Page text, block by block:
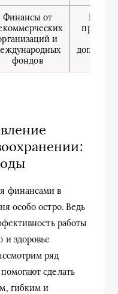
Финансы от
и
фондов
финансами в
особо остро. Ведь
работы
здоровье
ряд
сделать
гибким и